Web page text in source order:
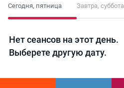
Сегодня, пятница Завтра, суббота
Нет сеансов на этот день.
Выберете другую дату.